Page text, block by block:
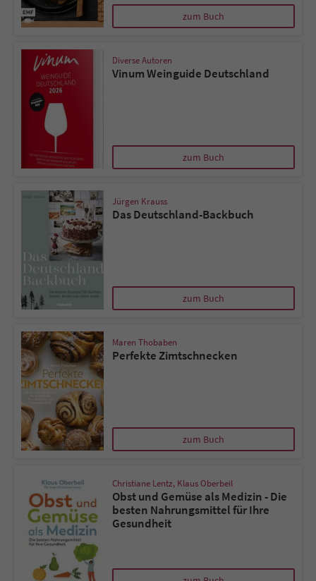
zum Buch
Diverse Autoren
Vinum Weinguide Deutschland
zum Buch
Jürgen Krauss
Das Deutschland-Backbuch
zum Buch
Maren Thobaben
Perfekte Zimtschnecken
zum Buch
Christiane Lentz, Klaus Oberbeil
Obst und Gemüse als Medizin - Die
besten Nahrungsmittel für Ihre
Gesundheit